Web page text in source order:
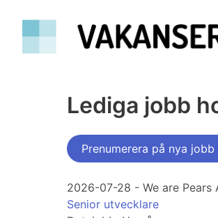
Lediga jobb
Prenumerera på nya jobb
2026-07-28 - We are Pears
Senior utvecklare